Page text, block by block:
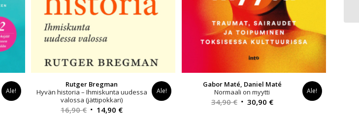
Ale!
Rutger Bregman
Hyvän historia – Ihmiskunta uudessa
valossa (jättipokkari)
16,90€ Alkuperäinen
14,90 €Nykyinen
Ale!
Gabor Maté, Daniel Maté
Normaali on myytti
34,90€ Alkuperäinen
30,90 €Nykyinen
Ale!